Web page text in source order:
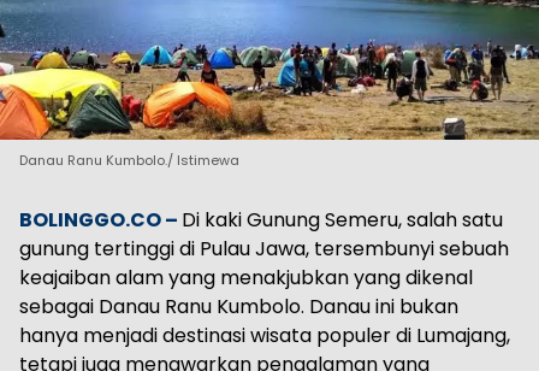
Danau Ranu Kumbolo./ Istimewa
BOLINGGO.CO – Di kaki Gunung Semeru, salah satu
gunung tertinggi di Pulau Jawa, tersembunyi sebuah
keajaiban alam yang menakjubkan yang dikenal
sebagai Danau Ranu Kumbolo. Danau ini bukan
hanya menjadi destinasi wisata populer di Lumajang,
tetapi juga menawarkan pengalaman yang